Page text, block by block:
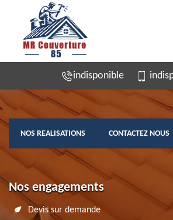
indisponible
NOS REALISATIONS CONTACTEZ NOUS
Nos engagements
Devis sur demande